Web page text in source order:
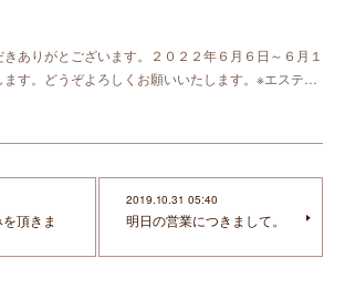
ありがとございます。２０２２年６月６日～６月１
ます。どうぞよろしくお願いいたします。※エステ…
頂きま
2019.10.31 05:40
明日の営業につきまして。